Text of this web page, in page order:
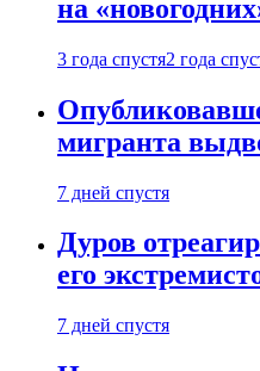
на
3 года спустя2 года
мигранта
7 дней спустя
Дуров
его
7 дней спустя